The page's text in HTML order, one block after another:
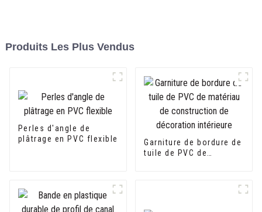
Produits Les Plus Vendus
Perles d'angle de
plâtrage en PVC flexible
Garniture de bordure de
tuile de PVC de